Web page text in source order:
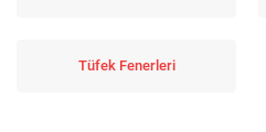
Tüfek Fenerleri